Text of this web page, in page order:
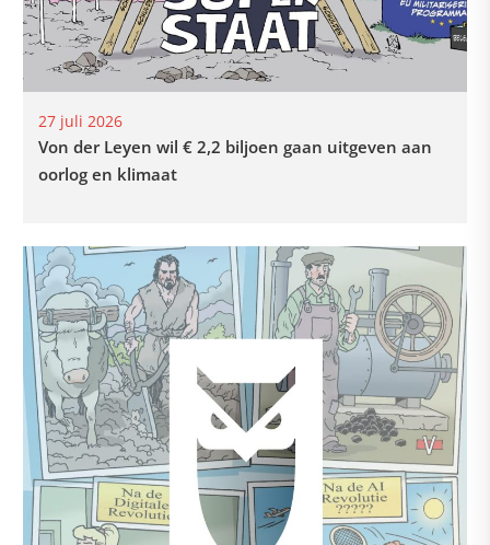
27 juli 2026
Von der Leyen wil € 2,2 biljoen gaan uitgeven aan
oorlog en klimaat